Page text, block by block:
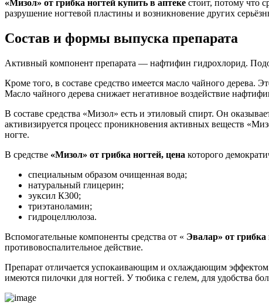
«Мизол» от грибка ногтей купить в аптеке стоит, потому что
разрушение ногтевой пластины и возникновение других
Состав и формы выпуска препарата
Активный компонент препарата — нафтифин гидрохлорид.
Кроме того, в составе средство имеется масло чайного дерева.
Масло чайного дерева снижает негативное воздействие
В составе средства «Мизол» есть и этиловый спирт. Он
активизируется процесс проникновения активных веществ
ногте.
В средстве «Мизол» от грибка ногтей, цена которого
специальным образом очищенная вода;
натуральный глицерин;
эуксил К300;
триэтаноламин;
гидроцеллюлоза.
Вспомогательные компоненты средства от « Эвалар» от грибка
противовоспалительное действие.
Препарат отличается успокаивающим и охлаждающим
имеются пилочки для ногтей. У тюбика с гелем, для удобства